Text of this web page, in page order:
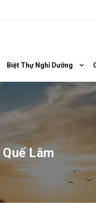
Biệt Thự Nghỉ Dưỡng
Lâm